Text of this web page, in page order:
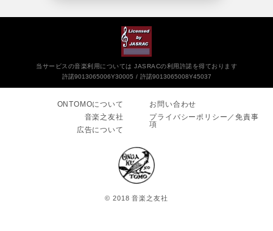
当サービスの音楽利用については JASRACの利用許諾を得ております
許諾9013065006Y30005
許諾9013065008Y45037
ONTOMOについて
音楽之友社
広告について
お問い合わせ
プライバシーポリシー／免責事
項
© 2018 音楽之友社